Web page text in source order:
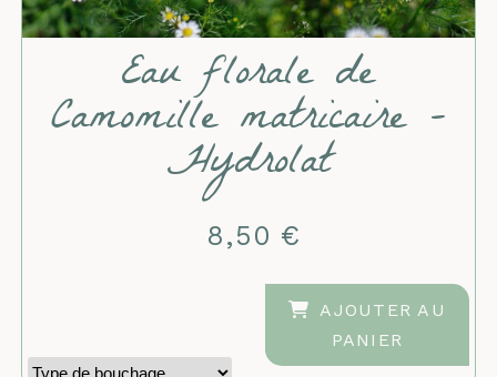
Eau florale de
Camomille matricaire -
Hydrolat
8,50 €
AJOUTER AU
PANIER